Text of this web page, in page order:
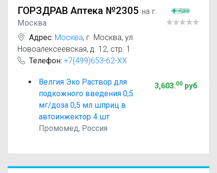
ГОРЗДРАВ Аптека №2305 на г.
Москва
Адрес: Москва, г. Москва, ул.
Новоалексеевская, д. 12, стр. 1
Телефон: +7(499)653-62-XX
Велгия Эко Раствор для
подкожного введения 0,5
мг/доза 0,5 мл шприц в
автоинжектор 4 шт
Промомед, Россия
3,603.00руб